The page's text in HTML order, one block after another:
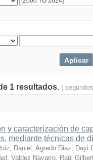
1 resultados. (
y caracterización de
mediante técnicas de
Daniel ; Agredo Diaz, Dayi
; Valdez Navarro, Raúl